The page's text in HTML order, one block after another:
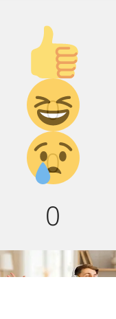
Палец
вверх!
0
Дикий
смех!
0
Грусть :(
0